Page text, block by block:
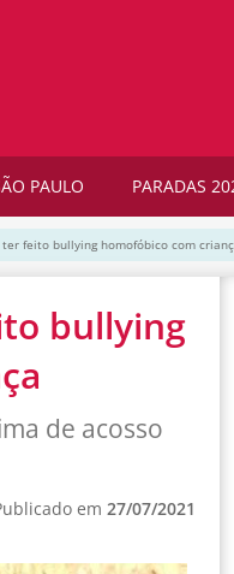
PAULO PARADAS
ter feito bullying homofóbico com
bullying
de acosso
em 27/07/2021